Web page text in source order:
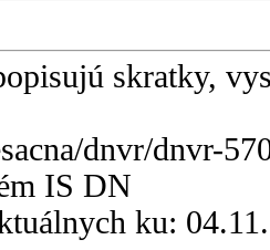
skratky,
dnvr/dnvr-
IS DN
ku: